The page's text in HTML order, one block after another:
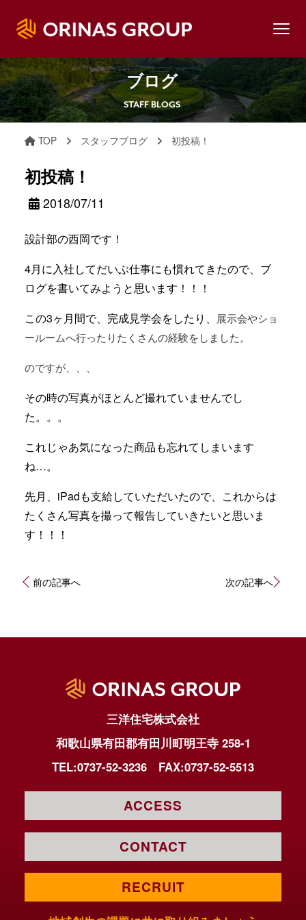
ブログ
STAFF BLOGS
TOP スタッフブログ 初投稿！
初投稿！
2018/07/11
設計部の西岡です！
4月に入社してだいぶ仕事にも慣れてきたので、ブ
ログを書いてみようと思います！！！
この3ヶ月間で、完成見学会をしたり、
展示会やショ
ールームへ行ったりたくさんの経験をしました。
のですが、、、
その時の写真がほとんど撮れていませんでし
た。。。
これじゃあ気になった商品も忘れてしまいます
ね…。
先月、iPadも支給していただいたので、これからは
たくさん写真を撮って報告していきたいと思いま
す！！！
投
稿
前の記事へ 次の記事へ
三洋住宅株式会社
和歌山県有田郡有田川町明王寺 258-1
TEL:0737-52-3236 FAX:0737-52-5513
ACCESS
CONTACT
RECRUIT